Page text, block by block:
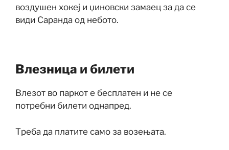
воздушен хокеј и џиновски замаец за да се
види Саранда од небото.
Влезница и билети
Влезот во паркот е бесплатен и не се
потребни билети однапред.
Треба да платите само за возењата.